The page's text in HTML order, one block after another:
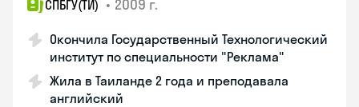
СПБГУ(ТИ) • 2009 г.
Окончила Государственный Технологический
институт по специальности "Реклама"
Жила в Таиланде 2 года и преподавала
английский